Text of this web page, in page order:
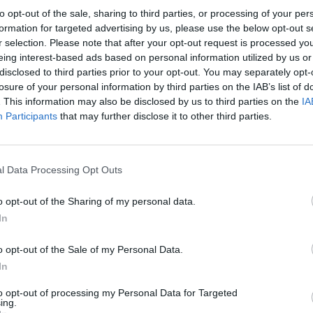
opt-out of the sale, sharing to third parties, or processing of your
for targeted advertising by us, please use the below opt-out
selection. Please note that after your opt-out request is processed
interest-based ads based on personal information utilized by us
to third parties prior to your opt-out. You may separately
of your personal information by third parties on the IAB’s list of
This information may also be disclosed by us to third parties on the
Participants that may further disclose it to other third parties.
Data Processing Opt Outs
opt-out of the Sharing of my personal data.
opt-out of the Sale of my Personal Data.
opt-out of processing my Personal Data for Targeted
Σερβέ ερμήνευσαν καταπληκτικά τα
μια νέα αρχή και το Rockin around the
του Mamacita donde esta Santa Claus,
ενώ έκπληξη της βραδιάς ήταν η ερμηνεία
από τους νεοεμφανιζόμενους στη
Βασίλε Τόμα στο ηλεκτρικό μπάσο,
Κυριακούλια και Κωνσταντίνο
ενορχήστρωση της καθ. Έφης Ιωάννου
έπαιξε τις κλασσικές
επί σκηνής κιθαρίστες μαθητές:
Ειρήνη Καμαρινού και Νικόλαο Βέργο σε
Κονιδιτσιώτη.
οι μαθητές με άλτο σαξόφωνο,